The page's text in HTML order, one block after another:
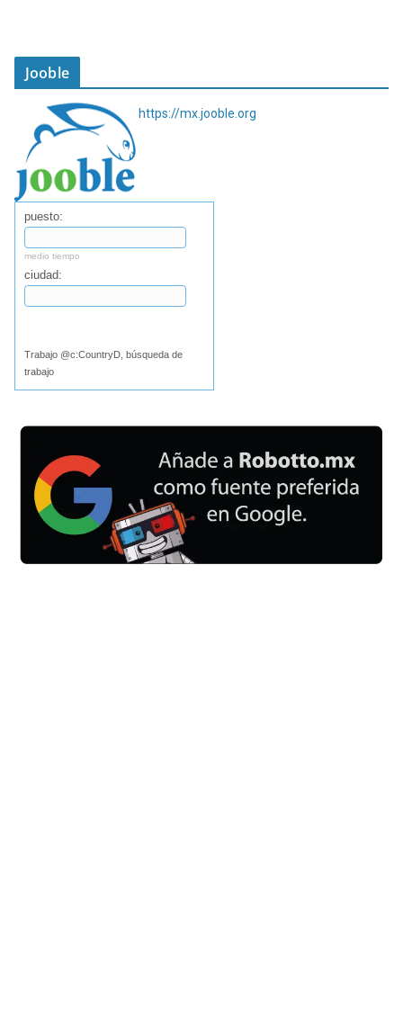
Jooble
https://mx.jooble.org
puesto:
medio tiempo
ciudad:
Trabajo @c:CountryD, búsqueda de
trabajo